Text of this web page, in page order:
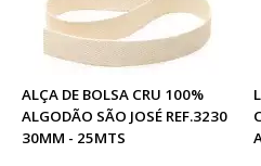
ALÇA DE BOLSA CRU 100%
ALGODÃO SÃO JOSÉ REF.3230
30MM - 25MTS